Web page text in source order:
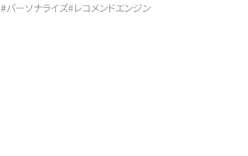
#パーソナライズ#レコメンドエンジン